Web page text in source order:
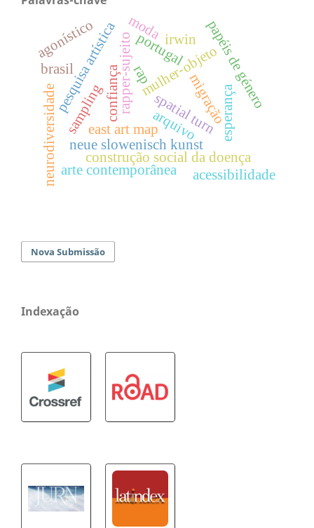
rap
mulher-objeto
rapper-sujeito papéis de género
portugal
east art map
irwin
neue slowenisch kunst
pesquisa artística spatial turn
migração
confiança esperança
neurodiversidade construção social da doença
arte contemporânea
brasil
acessibilidade
arquivo
agonístico
sampling
moda
Nova Submissão
Indexação